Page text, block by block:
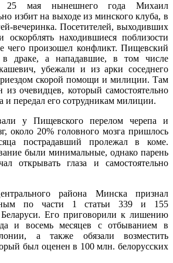
25 мая нынешнего года Михаил
избит на выходе из минского клуба, в
вечеринка. Посетителей, выходивших
оскорблять находившиеся поблизости
чего произошел конфликт. Пищевский
в драке, а нападавшие, в том числе
убежали и из арки соседнего
скорой помощи и милиции. Там
из очевидцев, который самостоятельно
и передал его сотрудникам милиции.
у Пищевского перелом черепа и
около 20% головного мозга пришлось
пострадавший пролежал в коме.
были минимальные, однако парень
открывать глаза и самостоятельно
района Минска признал
по части 1 статьи 339 и 155
Беларуси. Его приговорили к лишению
и восемь месяцев с отбыванием в
а также обязали возместить
был оценен в 100 млн. белорусских